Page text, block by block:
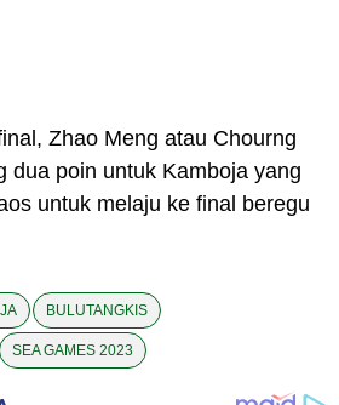
Zhao Meng atau Chourng
dua poin untuk Kamboja yang
untuk melaju ke final beregu
BULUTANGKIS
SEA GAMES 2023